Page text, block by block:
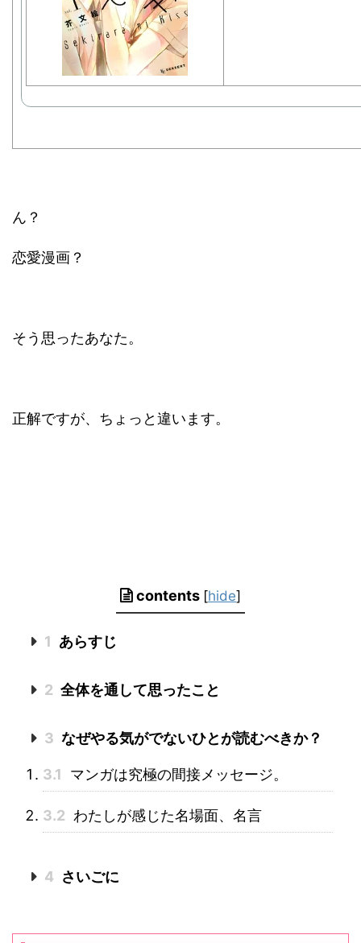
ん？
恋愛漫画？
そう思ったあなた。
正解ですが、ちょっと違います。
contents [hide]
1 あらすじ
2 全体を通して思ったこと
3 なぜやる気がでないひとが読むべきか？
3.1 マンガは究極の間接メッセージ。
3.2 わたしが感じた名場面、名言
4 さいごに